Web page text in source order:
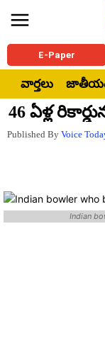
E-Paper
వార్తలు
46 ఏళ్ల
Published By Voice
Indian